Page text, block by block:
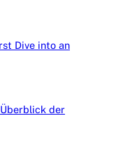
Dive into an
der